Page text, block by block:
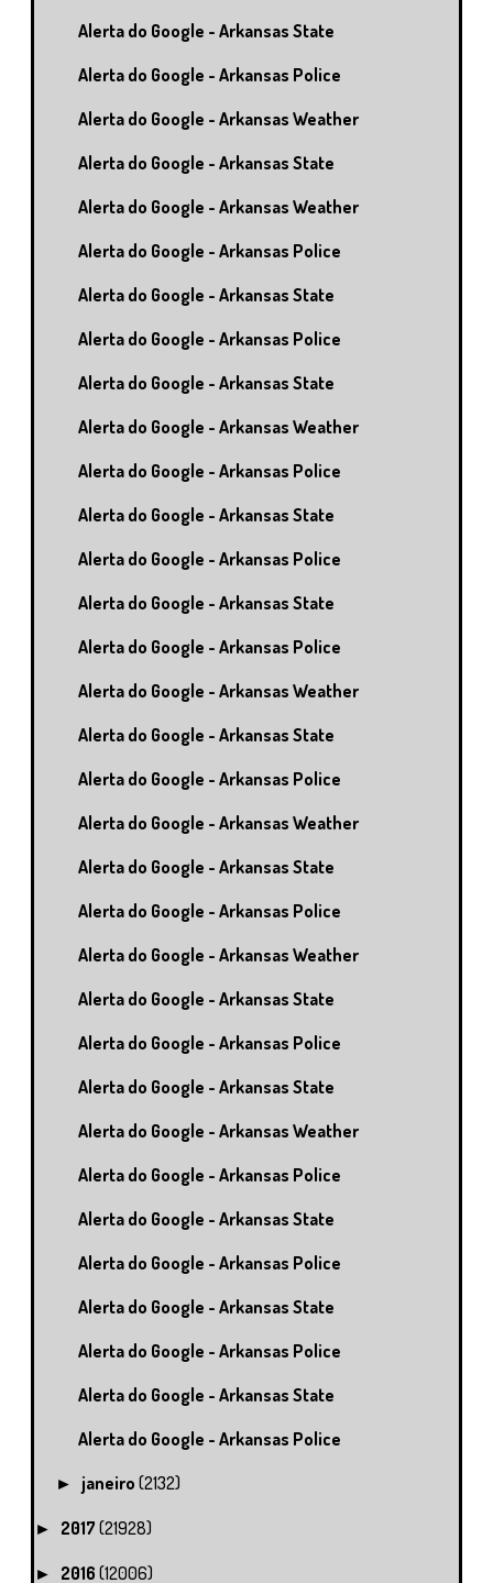
Alerta do Google - Arkansas State
Alerta do Google - Arkansas Police
Alerta do Google - Arkansas Weather
Alerta do Google - Arkansas State
Alerta do Google - Arkansas Weather
Alerta do Google - Arkansas Police
Alerta do Google - Arkansas State
Alerta do Google - Arkansas Police
Alerta do Google - Arkansas State
Alerta do Google - Arkansas Weather
Alerta do Google - Arkansas Police
Alerta do Google - Arkansas State
Alerta do Google - Arkansas Police
Alerta do Google - Arkansas State
Alerta do Google - Arkansas Police
Alerta do Google - Arkansas Weather
Alerta do Google - Arkansas State
Alerta do Google - Arkansas Police
Alerta do Google - Arkansas Weather
Alerta do Google - Arkansas State
Alerta do Google - Arkansas Police
Alerta do Google - Arkansas Weather
Alerta do Google - Arkansas State
Alerta do Google - Arkansas Police
Alerta do Google - Arkansas State
Alerta do Google - Arkansas Weather
Alerta do Google - Arkansas Police
Alerta do Google - Arkansas State
Alerta do Google - Arkansas Police
Alerta do Google - Arkansas State
Alerta do Google - Arkansas Police
Alerta do Google - Arkansas State
Alerta do Google - Arkansas Police
► janeiro(2132)
► 2017 (21928)
► 2016 (12006)